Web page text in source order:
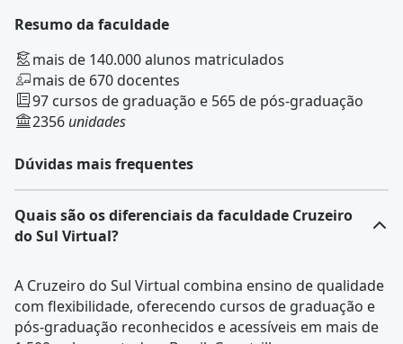
Resumo da faculdade
mais de 140.000 alunos matriculados
mais de 670 docentes
97 cursos de graduação e 565 de pós-graduação
2356 unidades
Dúvidas mais frequentes
Quais são os diferenciais da faculdade Cruzeiro
do Sul Virtual?
A Cruzeiro do Sul Virtual combina ensino de qualidade
com flexibilidade, oferecendo cursos de graduação e
pós-graduação reconhecidos e acessíveis em mais de